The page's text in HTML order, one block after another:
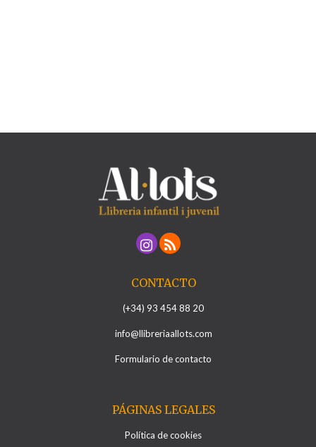
CONTACTO
(+34) 93 454 88 20
info@llibreriaallots.com
Formulario de contacto
PÁGINAS LEGALES
Política de cookies